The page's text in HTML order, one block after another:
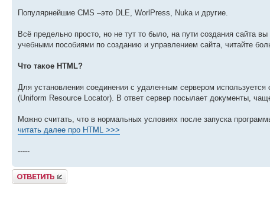
Популярнейшие CMS –это DLE, WorlPress, Nuka и другие.
Всё предельно просто, но не тут то было, на пути создания сайта
учебными пособиями по созданию и управлением сайта, читайте
Что такое HTML?
Для установления соединения с удаленным сервером
(Uniform Resource Locator). В ответ сервер посылает документы,
Можно считать, что в нормальных условиях после запуска
читать далее про HTML >>>
-----
Ответить